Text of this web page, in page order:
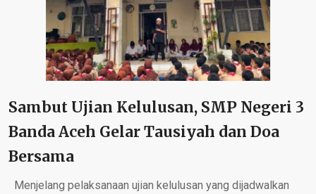
Sambut Ujian Kelulusan, SMP Negeri 3
Banda Aceh Gelar Tausiyah dan Doa
Bersama
Menjelang pelaksanaan ujian kelulusan yang dijadwalkan